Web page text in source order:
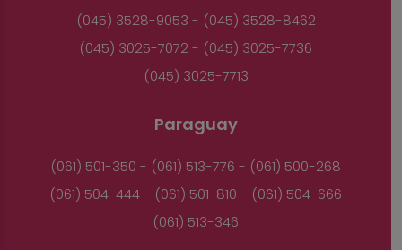
(045) 3528-9053 - (045) 3528-8462
(045) 3025-7072 - (045) 3025-7736
(045) 3025-7713
Paraguay
(061) 501-350 - (061) 513-776 - (061) 500-268
(061) 504-444 - (061) 501-810 - (061) 504-666
(061) 513-346